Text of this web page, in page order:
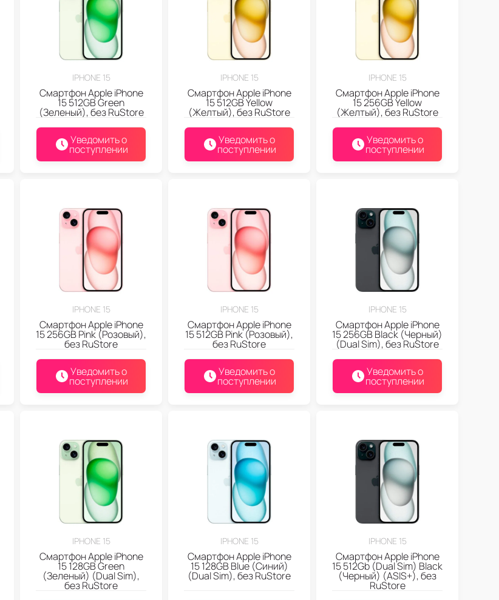
IPHONE 15
Смартфон Apple iPhone
15 512GB Green
(Зеленый), без RuStore
Уведомить о
поступлении
IPHONE 15
Смартфон Apple iPhone
15 512GB Yellow
(Желтый), без RuStore
Уведомить о
поступлении
IPHONE 15
Смартфон Apple iPhone
15 256GB Yellow
(Желтый), без RuStore
Уведомить о
поступлении
IPHONE 15
Смартфон Apple iPhone
15 256GB Pink (Розовый),
без RuStore
Уведомить о
поступлении
IPHONE 15
Смартфон Apple iPhone
15 512GB Pink (Розовый),
без RuStore
Уведомить о
поступлении
IPHONE 15
Смартфон Apple iPhone
15 256GB Black (Черный)
(Dual Sim), без RuStore
Уведомить о
поступлении
IPHONE 15
Смартфон Apple iPhone
15 128GB Green
(Зеленый) (Dual Sim),
без RuStore
IPHONE 15
Смартфон Apple iPhone
15 128GB Blue (Синий)
(Dual Sim), без RuStore
IPHONE 15
Смартфон Apple iPhone
15 512Gb (Dual Sim) Black
(Черный) (ASIS+), без
RuStore